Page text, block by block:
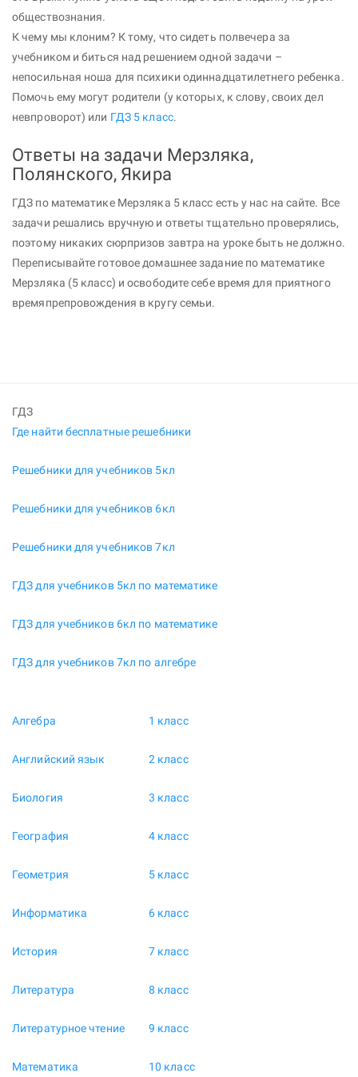
обществознания.
К чему мы клоним? К тому, что сидеть полвечера за
учебником и биться над решением одной задачи –
непосильная ноша для психики одиннадцатилетнего ребенка.
Помочь ему могут родители (у которых, к слову, своих дел
невпроворот) или ГДЗ 5 класс.
Ответы на задачи Мерзляка,
Полянского, Якира
ГДЗ по математике Мерзляка 5 класс есть у нас на сайте. Все
задачи решались вручную и ответы тщательно проверялись,
поэтому никаких сюрпризов завтра на уроке быть не должно.
Переписывайте готовое домашнее задание по математике
Мерзляка (5 класс) и освободите себе время для приятного
времяпрепровождения в кругу семьи.
ГДЗ
Где найти бесплатные решебники
Решебники для учебников 5кл
Решебники для учебников 6кл
Решебники для учебников 7кл
ГДЗ для учебников 5кл по математике
ГДЗ для учебников 6кл по математике
ГДЗ для учебников 7кл по алгебре
Алгебра
Английский язык
Биология
География
Геометрия
Информатика
История
Литература
Литературное чтение
Математика
1 класс
2 класс
3 класс
4 класс
5 класс
6 класс
7 класс
8 класс
9 класс
10 класс